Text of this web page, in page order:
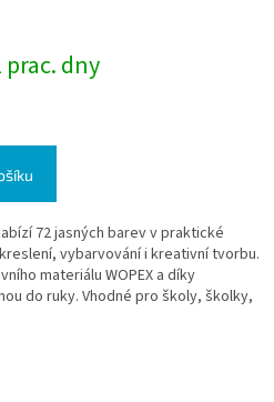
prac. dny
72 jasných barev v praktické
vybarvování i kreativní tvorbu.
materiálu WOPEX a díky
do ruky. Vhodné pro školy, školky,